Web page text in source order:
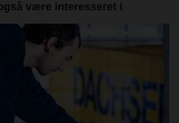
være interesseret i